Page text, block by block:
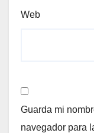
Web
Guarda mi
navegador para